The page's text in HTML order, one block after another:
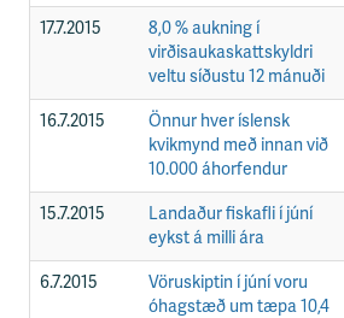
17.7.2015
8,0 % aukning í
virðisaukaskattskyldri
veltu síðustu 12 mánuði
16.7.2015
Önnur hver íslensk
kvikmynd með innan við
10.000 áhorfendur
15.7.2015
Landaður fiskafli í júní
eykst á milli ára
6.7.2015
Vöruskiptin í júní voru
óhagstæð um tæpa 10,4